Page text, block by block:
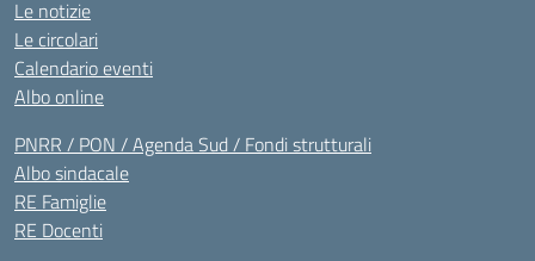
Le notizie
Le circolari
Calendario eventi
Albo online
PNRR / PON / Agenda Sud / Fondi strutturali
Albo sindacale
RE Famiglie
RE Docenti